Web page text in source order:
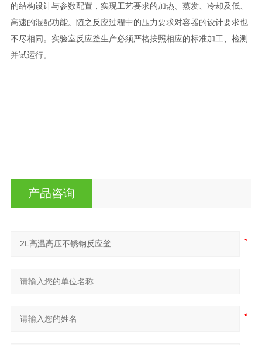
的结构设计与参数配置，实现工艺要求的加热、蒸发、冷却及低、
高速的混配功能。随之反应过程中的压力要求对容器的设计要求也
不尽相同。实验室反应釜生产必须严格按照相应的标准加工、检测
并试运行。
产品咨询